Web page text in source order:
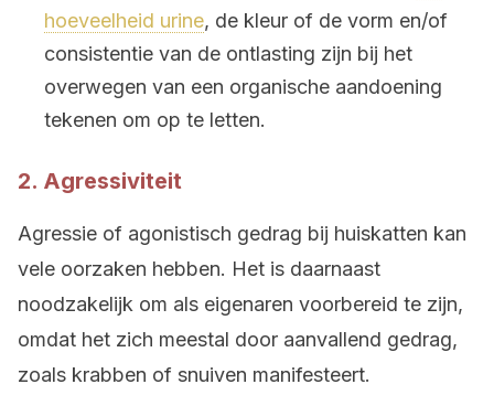
hoeveelheid urine, de kleur of de vorm en/of
consistentie van de ontlasting zijn bij het
overwegen van een organische aandoening
tekenen om op te letten.
2. Agressiviteit
Agressie of agonistisch gedrag bij huiskatten kan
vele oorzaken hebben. Het is daarnaast
noodzakelijk om als eigenaren voorbereid te zijn,
omdat het zich meestal door aanvallend gedrag,
zoals krabben of snuiven manifesteert.